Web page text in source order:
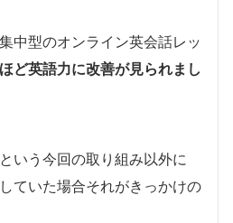
中型のオンライン英会話レッ
ど英語力に改善が見られまし
いう今回の取り組み以外に
ていた場合それがきっかけの